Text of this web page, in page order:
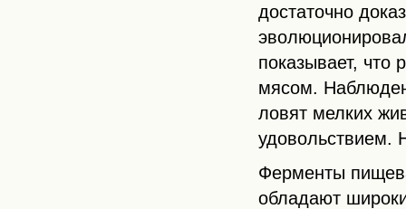
достаточно
показывает, что
мясом.
ловят мелких
удовольствием.
Ферменты
обладают